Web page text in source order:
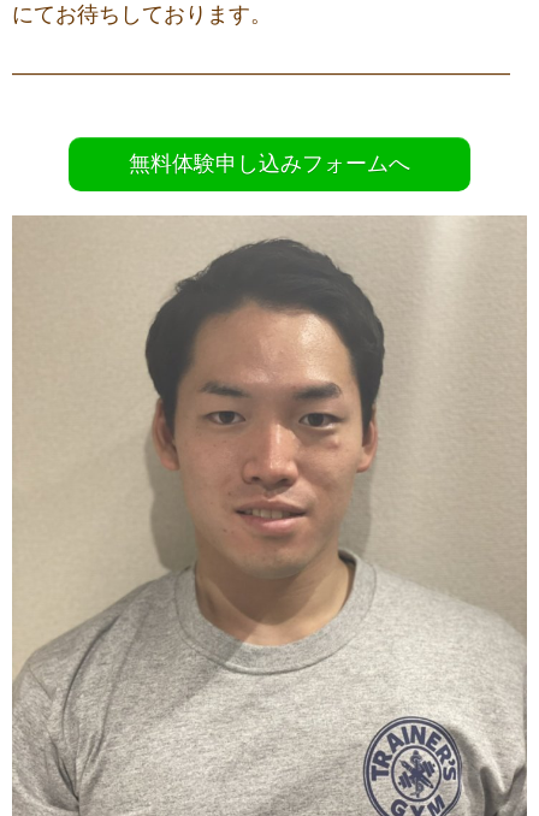
にてお待ちしております。
———————————————————————
無料体験申し込みフォームへ